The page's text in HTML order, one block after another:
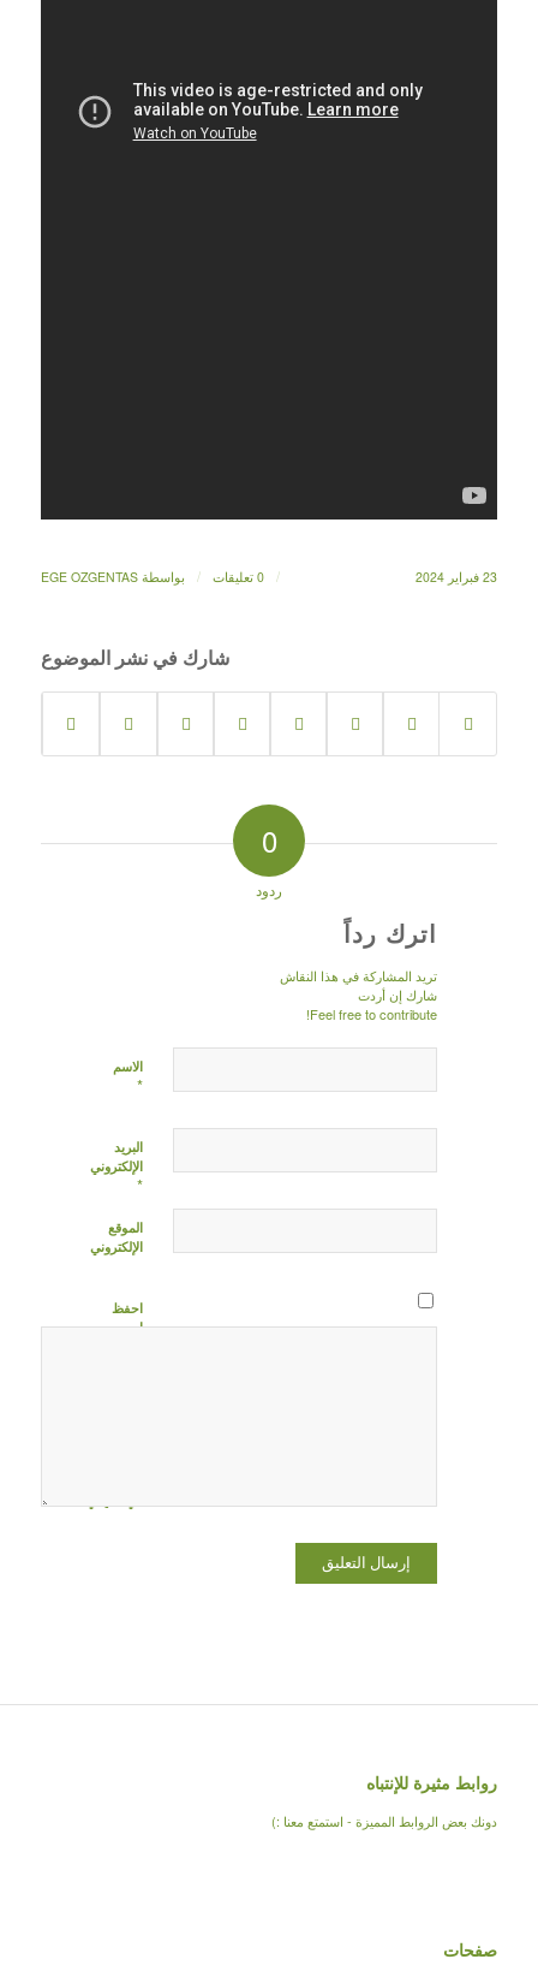
23 فبراير 2024 / 0 تعليقات / بواسطةEGE OZGENTAS
شارك في نشر الموضوع
0
ردود
اترك رداً
تريد المشاركة في هذا النقاش
شارك إن أردت
Feel free to contribute!
الاسم
*
البريد
الإلكتروني
*
الموقع
الإلكتروني
احفظ
اسمي،
روابط مثيرة للإنتباه
دونك بعض الروابط المميزة - استمتع معنا :)
صفحات